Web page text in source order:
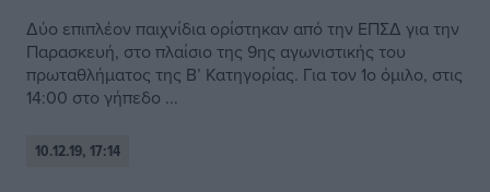
Δύο επιπλέον παιχνίδια ορίστηκαν από την ΕΠΣΔ για την
Παρασκευή, στο πλαίσιο της 9ης αγωνιστικής του
πρωταθλήματος της Β’ Κατηγορίας. Για τον 1ο όμιλο, στις
14:00 στο γήπεδο ...
10.12.19, 17:14